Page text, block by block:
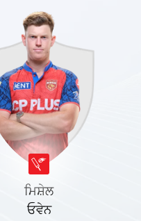
ਮਿਸ਼ੇਲ
ਓਵੇਨ